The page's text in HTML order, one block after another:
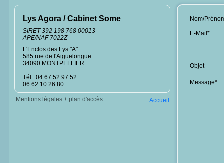
Lys Agora / Cabinet Some
SIRET 392 198 768 00013
APE/NAF 7022Z
L'Enclos des Lys "A"
585 rue de l'Aiguelongue
34090 MONTPELLIER
Tél : 04 67 52 97 52
06 62 10 26 80
Mentions légales + plan d'accès Accueil
Nom/
E-Mail*
Objet
Message*